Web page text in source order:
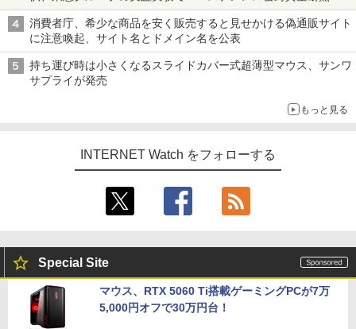
ル TIVIP」
消費者庁、希少な商品を安く販売すると見せかける偽通販サイト
に注意喚起、サイト名とドメイン名を公表
持ち運び時は小さくなるスライドカバー式超薄型マウス、サンワ
サプライが発売
もっと見る
INTERNET Watch をフォローする
Special Site
マウス、RTX 5060 Ti搭載ゲーミングPCが7万
5,000円オフで30万円台！